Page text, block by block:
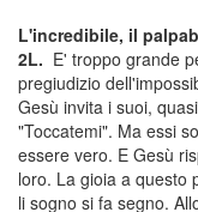
L'incredibile, il
2L. E' troppo grande
pregiudizio
Gesù invita i suoi,
"Toccatemi". Ma essi
essere vero. E Gesù
loro. La gioia a questo
li sogno si fa segno.